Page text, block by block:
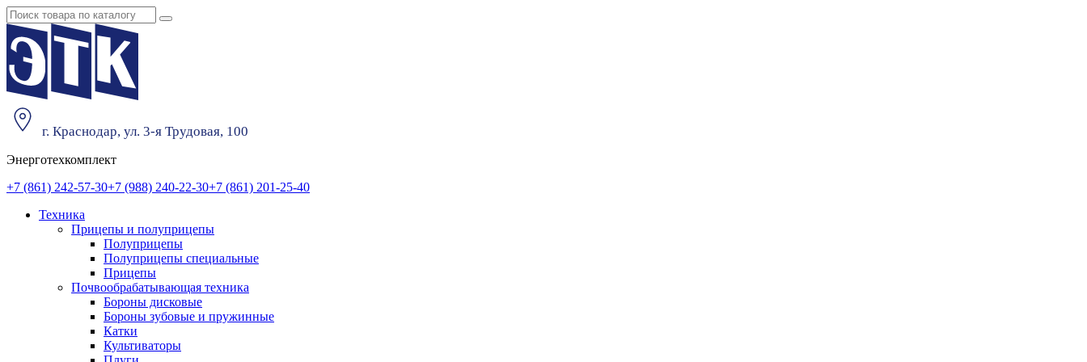
г. Краснодар, ул. 3-я Трудовая, 100
Энерготехкомплект
+7 (861) 242-57-30+7 (988) 240-22-30+7 (861) 201-25-40
Техника
Прицепы и полуприцепы
Полуприцепы
Полуприцепы специальные
Прицепы
Почвообрабатывающая техника
Бороны дисковые
Бороны зубовые и пружинные
Катки
Культиваторы